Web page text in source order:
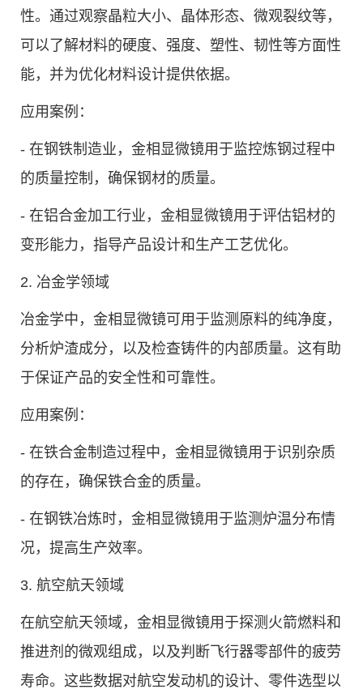
性。通过观察晶粒大小、晶体形态、微观裂纹等，
可以了解材料的硬度、强度、塑性、韧性等方面性
能，并为优化材料设计提供依据。
应用案例：
- 在钢铁制造业，金相显微镜用于监控炼钢过程中
的质量控制，确保钢材的质量。
- 在铝合金加工行业，金相显微镜用于评估铝材的
变形能力，指导产品设计和生产工艺优化。
2. 冶金学领域
冶金学中，金相显微镜可用于监测原料的纯净度，
分析炉渣成分，以及检查铸件的内部质量。这有助
于保证产品的安全性和可靠性。
应用案例：
- 在铁合金制造过程中，金相显微镜用于识别杂质
的存在，确保铁合金的质量。
- 在钢铁冶炼时，金相显微镜用于监测炉温分布情
况，提高生产效率。
3. 航空航天领域
在航空航天领域，金相显微镜用于探测火箭燃料和
推进剂的微观组成，以及判断飞行器零部件的疲劳
寿命。这些数据对航空发动机的设计、零件选型以